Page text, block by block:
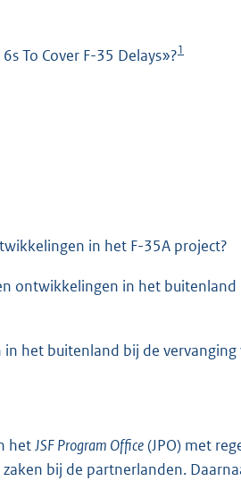
eTo Cover F-35 Delays»?1
in het F-35A project?
ontwikkelingen in het
het buitenland bij de vervanging
hetJSF Program Office(JPO) met
bij de partnerlanden.